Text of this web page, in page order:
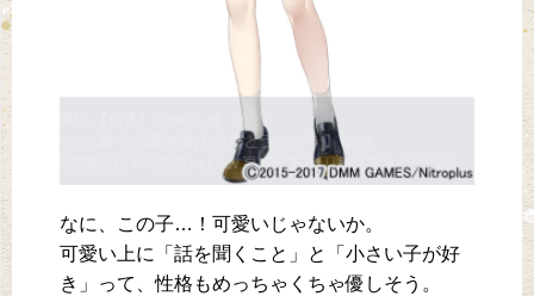
なに、この子…！可愛いじゃないか。
可愛い上に「話を聞くこと」と「小さい子が好
き」って、性格もめっちゃくちゃ優しそう。